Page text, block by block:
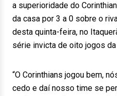
a superioridade do
da casa por 3 a 0 sobre o
desta quinta-feira, no
série invicta de oito jogos
“O Corinthians jogou bem,
cedo e daí nosso time se